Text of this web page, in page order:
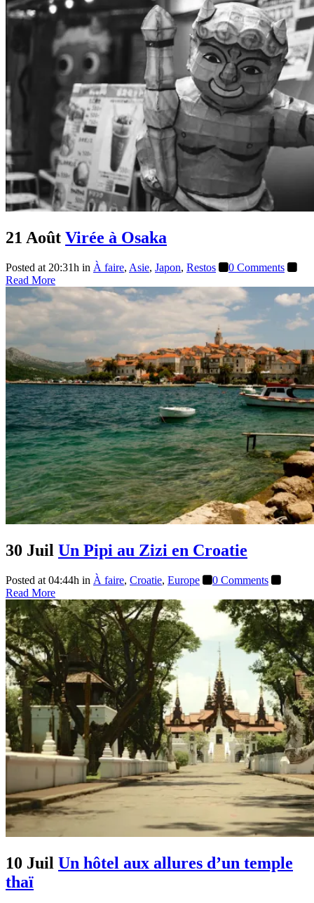
21 Août Virée à Osaka
Posted at 20:31h in À faire, Asie, Japon, Restos
0 Comments
Read More
30 Juil Un Pipi au Zizi en Croatie
Posted at 04:44h in À faire, Croatie, Europe
0 Comments
Read More
10 Juil Un hôtel aux allures d’un temple
thaï